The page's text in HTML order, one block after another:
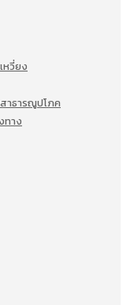
หวี่ยง
าธารณูปโภค
ทาง